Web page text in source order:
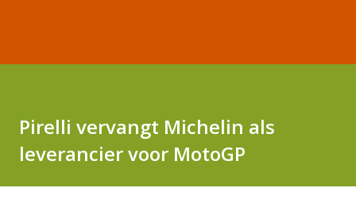
Pirelli vervangt Michelin als
leverancier voor MotoGP